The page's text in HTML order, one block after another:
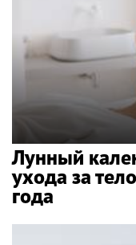
Лунный
ухода за
года